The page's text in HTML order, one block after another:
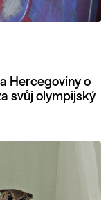
Hercegoviny o
svůj olympijský